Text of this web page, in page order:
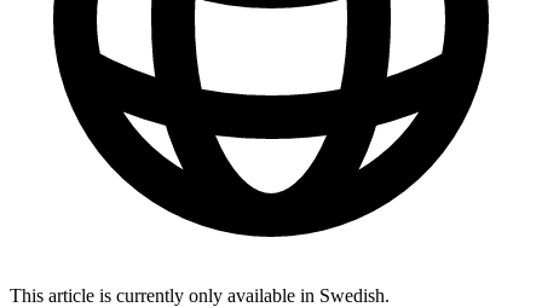
This article is currently only available in Swedish.